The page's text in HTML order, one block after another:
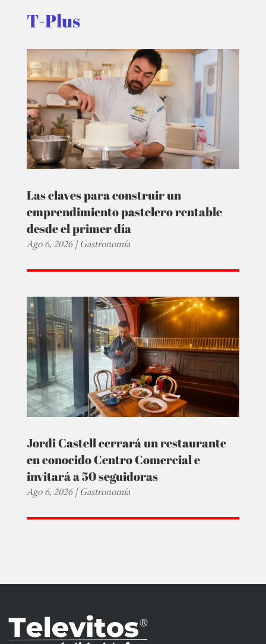
T-Plus
Las claves para construir un
emprendimiento pastelero rentable
desde el primer día
Ago 6, 2026|Gastronomía
Jordi Castell cerrará un restaurante
en conocido Centro Comercial e
invitará a 50 seguidoras
Ago 6, 2026|Gastronomía